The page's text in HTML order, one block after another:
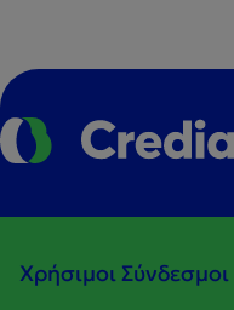
Χρήσιμοι Σύνδεσμοι